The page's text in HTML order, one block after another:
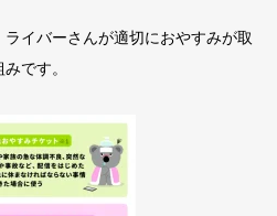
ライバーさんが適切におやすみが取
です。